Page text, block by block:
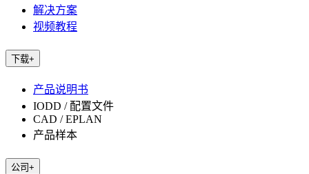
解决方案
视频教程
下载+
产品说明书
IODD / 配置文件
CAD / EPLAN
产品样本
公司 +